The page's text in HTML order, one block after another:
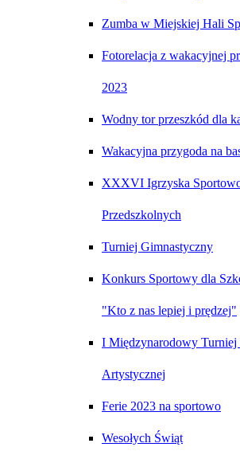
Zumba w Miejskiej Hali
Fotorelacja z wakacyjnej
2023
Wodny tor przeszkód dla
Wakacyjna przygoda na
XXXVI Igrzyska
Przedszkolnych
Turniej Gimnastyczny
Konkurs Sportowy dla
"Kto z nas lepiej i prędzej"
I Międzynarodowy Turniej
Artystycznej
Ferie 2023 na sportowo
Wesołych Świąt